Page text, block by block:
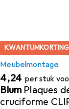
KWANTUMKORTING
Meubelmontage
EUR
4,24 per stuk
Blum Plaques
cruciforme